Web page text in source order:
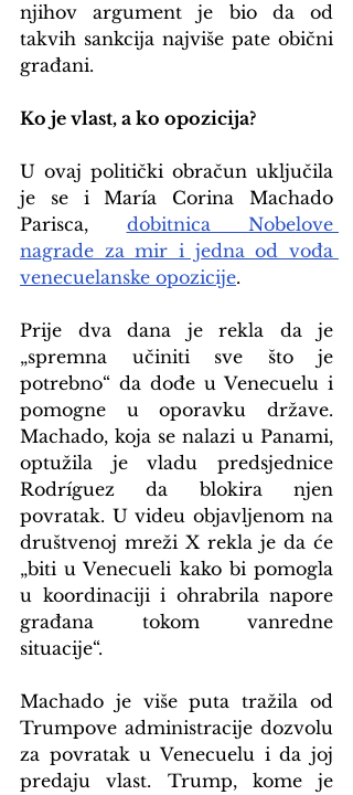
njihov argument je bio da od
takvih sankcija najviše pate obični
građani.
Ko je vlast, a ko opozicija?
U ovaj politički obračun uključila
je se i María Corina Machado
Parisca, dobitnica Nobelove
nagrade za mir i jedna od vođa
venecuelanske opozicije.
Prije dva dana je rekla da je
„spremna učiniti sve što je
potrebno“ da dođe u Venecuelu i
pomogne u oporavku države.
Machado, koja se nalazi u Panami,
optužila je vladu predsjednice
Rodríguez da blokira njen
povratak. U videu objavljenom na
društvenoj mreži X rekla je da će
„biti u Venecueli kako bi pomogla
u koordinaciji i ohrabrila napore
građana tokom vanredne
situacije“.
Machado je više puta tražila od
Trumpove administracije dozvolu
za povratak u Venecuelu i da joj
predaju vlast. Trump, kome je